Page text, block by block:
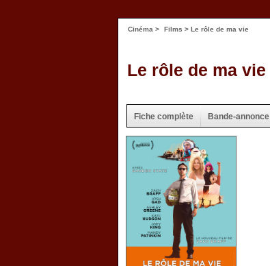
Cinéma > Films > Le rôle de ma vie
Le rôle de ma vie
Fiche complète Bande-annonce